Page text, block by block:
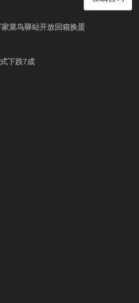
菜鸟驿站开放回箱换蛋
下跌7成